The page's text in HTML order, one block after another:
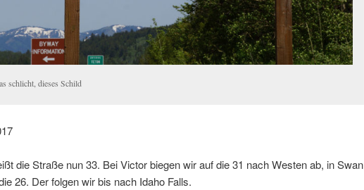
schlicht, dieses Schild
die Straße nun 33. Bei Victor biegen wir auf die 31 nach Westen ab, in Swan
26. Der folgen wir bis nach Idaho Falls.